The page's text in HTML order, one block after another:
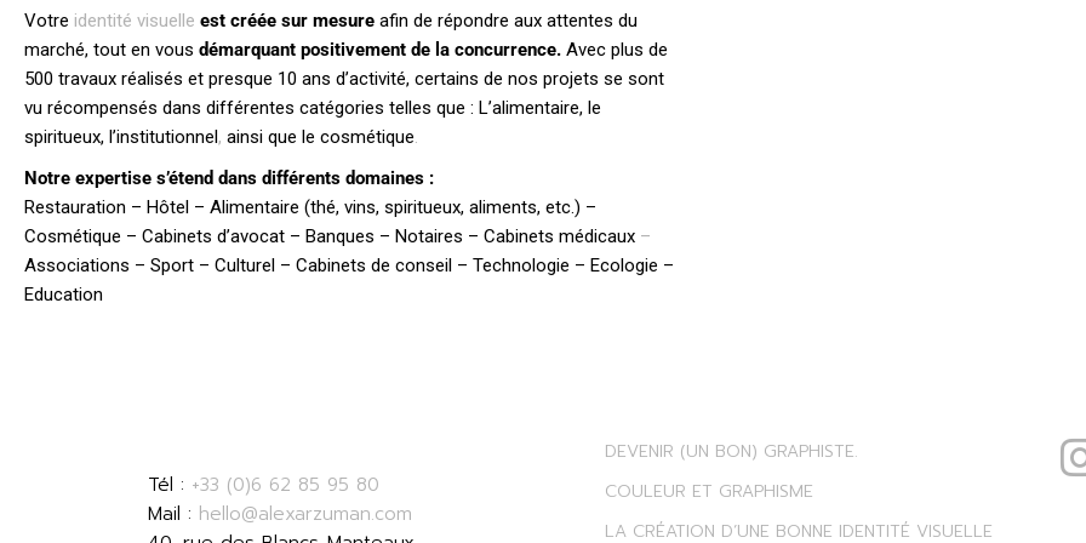
Votre identité visuelle est créée sur mesure afin de répondre aux attentes du
marché, tout en vous démarquant positivement de la concurrence. Avec plus de
500 travaux réalisés et presque 10 ans d’activité, certains de nos projets se sont
vu récompensés dans différentes catégories telles que : L’alimentaire, le
spiritueux, l’institutionnel, ainsi que le cosmétique.
Notre expertise s’étend dans différents domaines :
Restauration – Hôtel – Alimentaire (thé, vins, spiritueux, aliments, etc.) –
Cosmétique – Cabinets d’avocat – Banques – Notaires – Cabinets médicaux –
Associations – Sport – Culturel – Cabinets de conseil – Technologie – Ecologie –
Education
Tél : +33 (0)6 62 85 95 80
Mail : hello@alexarzuman.com
DEVENIR (UN BON) GRAPHISTE.
COULEUR ET GRAPHISME
LA CRÉATION D’UNE BONNE IDENTITÉ VISUELLE